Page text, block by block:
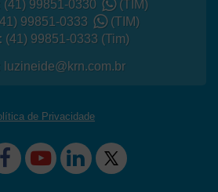
(41) 99851-0330
(TIM)
99851-0333
(TIM)
(41) 99851-0333 (Tim)
luzineide@krn.com.br
de Privacidade